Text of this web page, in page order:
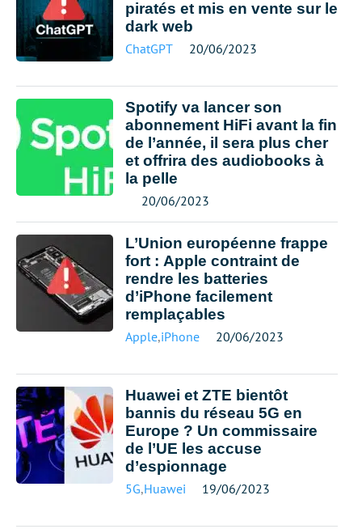
piratés et mis en vente sur le
dark web
ChatGPT 20/06/2023
Spotify va lancer son
abonnement HiFi avant la fin
de l’année, il sera plus cher
et offrira des audiobooks à
la pelle
20/06/2023
L’Union européenne frappe
fort : Apple contraint de
rendre les batteries
d’iPhone facilement
remplaçables
Apple,iPhone 20/06/2023
Huawei et ZTE bientôt
bannis du réseau 5G en
Europe ? Un commissaire
de l’UE les accuse
d’espionnage
5G,Huawei 19/06/2023